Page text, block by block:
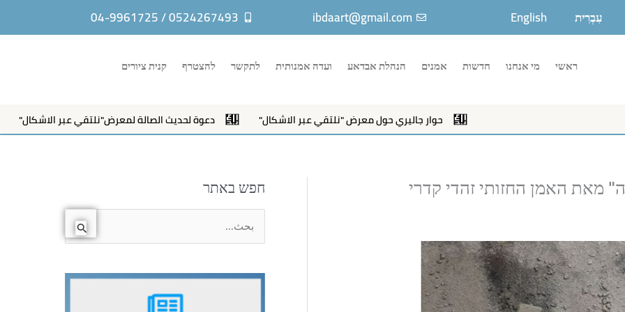
עִבְרִית English
ibdaart@gmail.com
0524267493 / 04-9961725
ראשי מי אנחנו חדשות אמנים הנהלת אבדאע ועדה אמנותית לתקשר להצטרף קנית ציורים
حوار جاليري حول معرض "نلتقي عبر الاشكال" دعوة لحديث الصالة لمعرض"نلتقي عبر الاشكال"
מאת האמן החזותי זהדי קדרי חפש באתר
ب